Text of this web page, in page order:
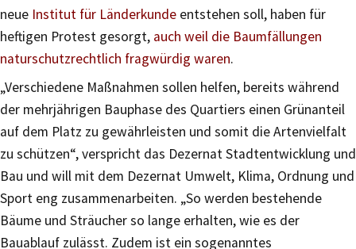
neue Institut für Länderkunde entstehen soll, haben für
heftigen Protest gesorgt, auch weil die Baumfällungen
naturschutzrechtlich fragwürdig waren.
„Verschiedene Maßnahmen sollen helfen, bereits während
der mehrjährigen Bauphase des Quartiers einen Grünanteil
auf dem Platz zu gewährleisten und somit die Artenvielfalt
zu schützen“, verspricht das Dezernat Stadtentwicklung und
Bau und will mit dem Dezernat Umwelt, Klima, Ordnung und
Sport eng zusammenarbeiten. „So werden bestehende
Bäume und Sträucher so lange erhalten, wie es der
Bauablauf zulässt. Zudem ist ein sogenanntes